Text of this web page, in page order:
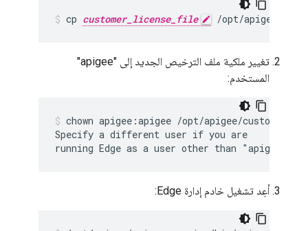
cp customer_license_file /opt/apigee/
تغيير ملكية ملف الترخيص الجديد إلى "apigee"
المستخدم:
chown apigee:apigee /opt/apigee/customer/
Specify a different user if you are
running Edge as a user other than "apigee".
أعِد تشغيل خادم إدارة Edge: